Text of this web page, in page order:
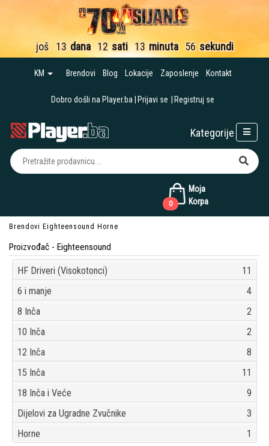
još 13 dana 12 sati 13 minuta 56 sekundi
KM Brendovi Blog Lokacije Zaposlenje Kontakt
Dobro došli na Player.ba Prijavi se Registruj se
Moja
Korpa
0
Kategorije
Brendovi Eighteensound Horne
Proizvođač - Eighteensound
HF Driveri (Visokotonci)
11
6 i manje
4
8 Inča
2
10 Inča
2
12 Inča
8
15 Inča
11
18 Inča i Veće
9
Dijelovi za Ugradne Zvučnike
3
Horne
1